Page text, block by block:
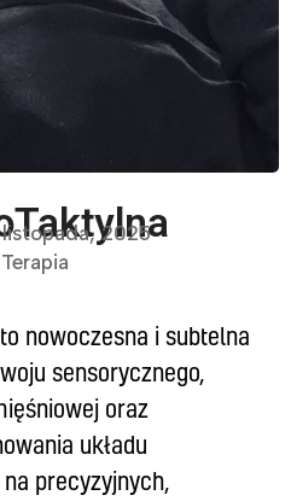
listopada, 2025
Terapia
nowoczesna i subtelna
sensorycznego,
oraz
układu
precyzyjnych,